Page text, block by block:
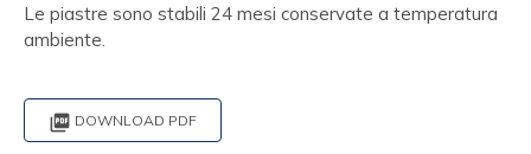
Le piastre sono stabili 24 mesi conservate a temperatura
ambiente.
 DOWNLOAD PDF